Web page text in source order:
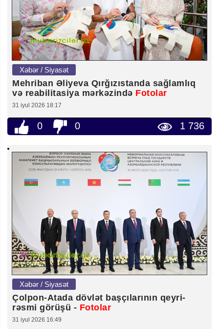
Xəbər / Siyasət
Mehriban Əliyeva Qırğızıstanda sağlamlıq
və reabilitasiya mərkəzində Fotolar
31 iyul 2026 18:17
0 0 1 736
Xəbər / Siyasət
Çolpon-Atada dövlət başçılarının qeyri-
rəsmi görüşü - Fotolar
31 iyul 2026 16:49